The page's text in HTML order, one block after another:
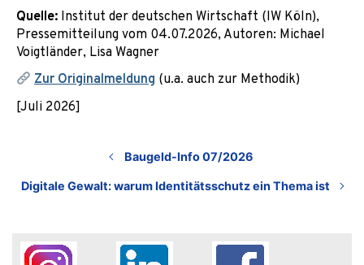
Quelle:Institut der deutschen Wirtschaft (IW Köln),
Pressemitteilung vom 04.07.2026, Autoren: Michael
Voigtländer, Lisa Wagner
Zur Originalmeldung (u.a. auch zur Methodik)
[Juli 2026]
Baugeld-Info 07/2026
Digitale Gewalt: warum Identitätsschutz ein Thema ist